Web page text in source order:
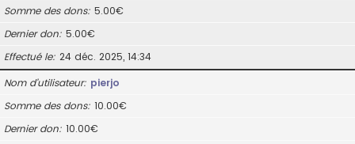
Somme des dons 5.00€
Dernier don 5.00€
Effectué le 24 déc. 2025, 14:34
Nom d’utilisateur pierjo
Somme des dons 10.00€
Dernier don 10.00€